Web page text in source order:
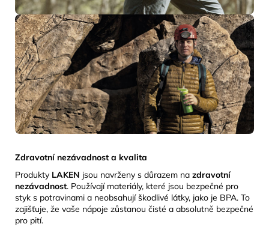
Zdravotní nezávadnost a kvalita
Produkty LAKEN jsou navrženy s důrazem na zdravotní
nezávadnost. Používají materiály, které jsou bezpečné pro
styk s potravinami a neobsahují škodlivé látky, jako je BPA. To
zajišťuje, že vaše nápoje zůstanou čisté a absolutně bezpečné
pro pití.